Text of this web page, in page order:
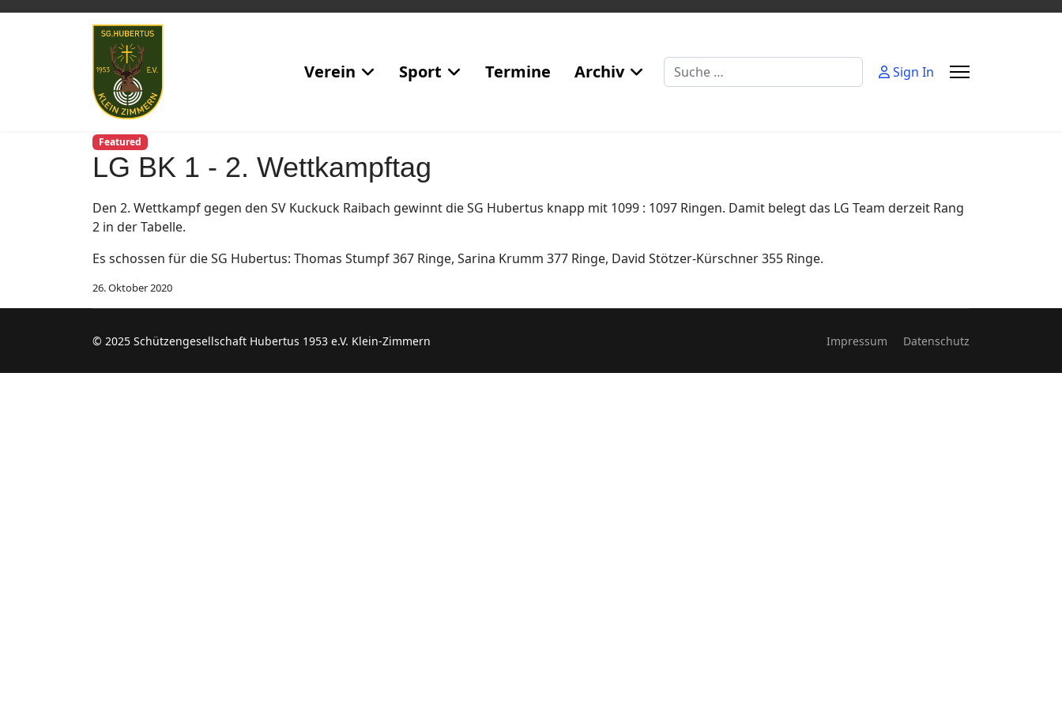
Verein Sport Termine Archiv Suchen Sign In
Featured
LG BK 1 - 2. Wettkampftag
Den 2. Wettkampf gegen den SV Kuckuck Raibach gewinnt die SG Hubertus knapp mit 1099 : 1097 Ringen. Damit belegt das LG Team derzeit Rang
2 in der Tabelle.
Es schossen für die SG Hubertus: Thomas Stumpf 367 Ringe, Sarina Krumm 377 Ringe, David Stötzer-Kürschner 355 Ringe.
26. Oktober 2020
© 2025 Schützengesellschaft Hubertus 1953 e.V. Klein-Zimmern Impressum Datenschutz